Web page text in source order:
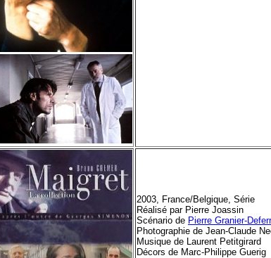
2003, France/Belgique, Série
Réalisé par Pierre Joassin
Scénario de Pierre Granier-
Photographie de Jean-Claude
Musique de Laurent Petitgirard
Décors de Marc-Philippe Guerig